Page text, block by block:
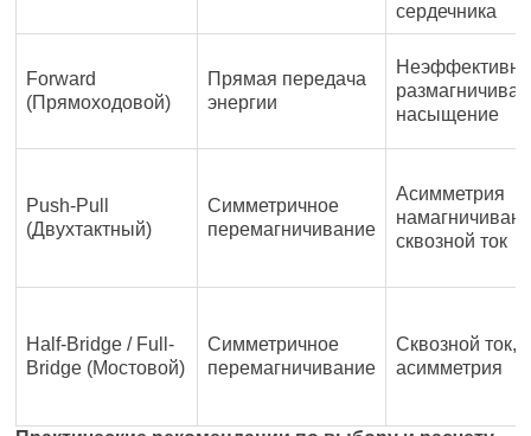
сердечника
Forward
(Прямоходовой)
Прямая передача
энергии
насыщение
Push-Pull
(Двухтактный)
Симметричное
перемагничивание
Асимметрия
сквозной ток
Half-Bridge / Full-
Bridge (Мостовой)
Симметричное
перемагничивание
Сквозной ток,
асимметрия